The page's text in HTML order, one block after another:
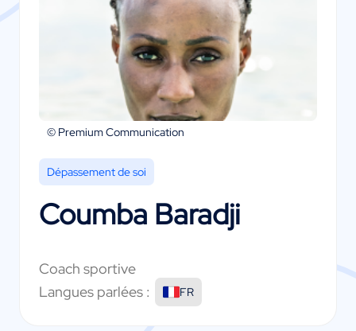
© Premium Communication
Dépassement de soi
Coumba Baradji
Coach sportive
Langues parlées :
FR